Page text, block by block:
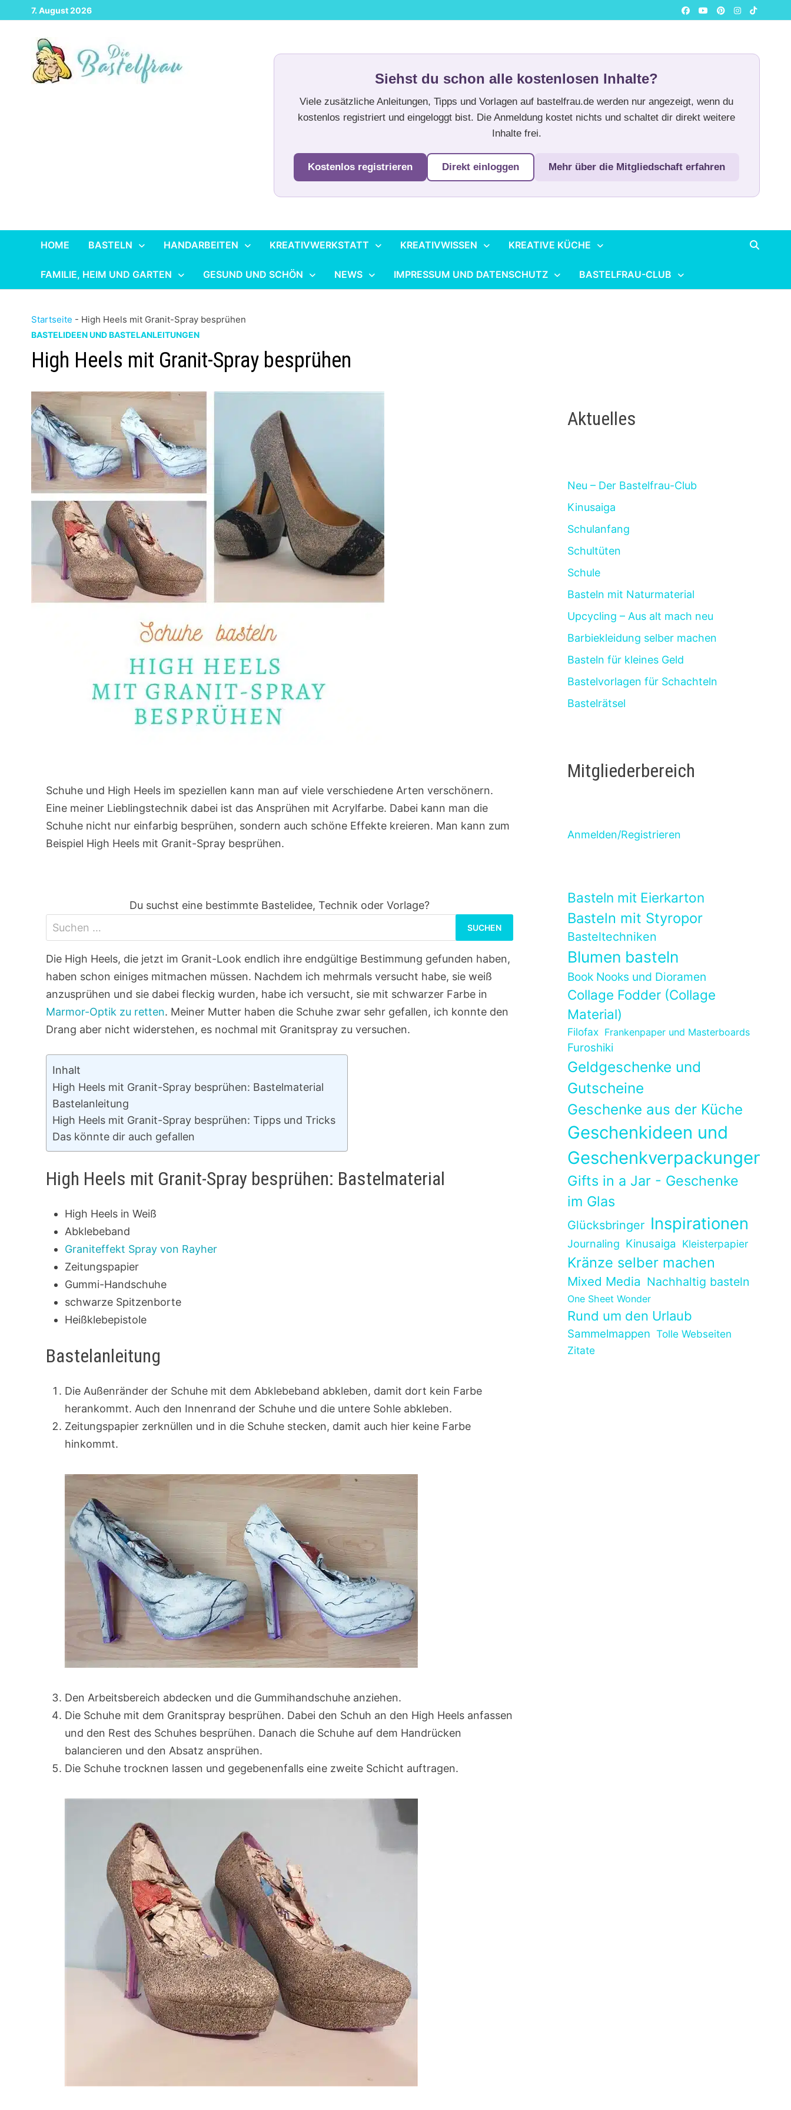
Zurück
zum
7. August 2026
Siehst du schon alle kostenlosen Inhalte?
Viele zusätzliche Anleitungen, Tipps und Vorlagen auf bastelfrau.de werden nur angezeigt, wenn du
kostenlos registriert und eingeloggt bist. Die Anmeldung kostet nichts und schaltet dir direkt weitere
Inhalte frei.
Kostenlos registrieren Direkt einloggen Mehr über die Mitgliedschaft erfahren
HOME BASTELN HANDARBEITEN KREATIVWERKSTATT KREATIVWISSEN KREATIVE KÜCHE
FAMILIE, HEIM UND GARTEN GESUND UND SCHÖN NEWS IMPRESSUM UND DATENSCHUTZ BASTELFRAU-CLUB
Startseite - High Heels mit Granit-Spray besprühen
BASTELIDEEN UND BASTELANLEITUNGEN
High Heels mit Granit-Spray besprühen
Schuhe und High Heels im speziellen kann man auf viele verschiedene Arten verschönern.
Eine meiner Lieblingstechnik dabei ist das Ansprühen mit Acrylfarbe. Dabei kann man die
Schuhe nicht nur einfarbig besprühen, sondern auch schöne Effekte kreieren. Man kann zum
Beispiel High Heels mit Granit-Spray besprühen.
Du suchst eine bestimmte Bastelidee, Technik oder Vorlage?
nach:
Die High Heels, die jetzt im Granit-Look endlich ihre endgültige Bestimmung gefunden haben,
haben schon einiges mitmachen müssen. Nachdem ich mehrmals versucht habe, sie weiß
anzusprühen und sie dabei fleckig wurden, habe ich versucht, sie mit schwarzer Farbe in
Marmor-Optik zu retten. Meiner Mutter haben die Schuhe zwar sehr gefallen, ich konnte den
Drang aber nicht widerstehen, es nochmal mit Granitspray zu versuchen.
Inhalt
High Heels mit Granit-Spray besprühen: Bastelmaterial
Bastelanleitung
High Heels mit Granit-Spray besprühen: Tipps und Tricks
Das könnte dir auch gefallen
High Heels mit Granit-Spray besprühen: Bastelmaterial
High Heels in Weiß
Abklebeband
Graniteffekt Spray von Rayher
Zeitungspapier
Gummi-Handschuhe
schwarze Spitzenborte
Heißklebepistole
Bastelanleitung
Die Außenränder der Schuhe mit dem Abklebeband abkleben, damit dort kein Farbe
herankommt. Auch den Innenrand der Schuhe und die untere Sohle abkleben.
Zeitungspapier zerknüllen und in die Schuhe stecken, damit auch hier keine Farbe
hinkommt.
Den Arbeitsbereich abdecken und die Gummihandschuhe anziehen.
Die Schuhe mit dem Granitspray besprühen. Dabei den Schuh an den High Heels anfassen
und den Rest des Schuhes besprühen. Danach die Schuhe auf dem Handrücken
balancieren und den Absatz ansprühen.
Die Schuhe trocknen lassen und gegebenenfalls eine zweite Schicht auftragen.
Aktuelles
Neu – Der Bastelfrau-Club
Kinusaiga
Schulanfang
Schultüten
Schule
Basteln mit Naturmaterial
Upcycling – Aus alt mach neu
Barbiekleidung selber machen
Basteln für kleines Geld
Bastelvorlagen für Schachteln
Bastelrätsel
Mitgliederbereich
Anmelden/Registrieren
Basteln mit Eierkarton
Basteln mit Styropor
Basteltechniken
Blumen basteln
Book Nooks und Dioramen
Collage Fodder (Collage
Material)
Filofax Frankenpaper und Masterboards
Furoshiki
Geldgeschenke und
Gutscheine
Geschenke aus der Küche
Geschenkideen und
Geschenkverpackungen
Gifts in a Jar - Geschenke
im Glas
Glücksbringer Inspirationen
Journaling Kinusaiga Kleisterpapier
Kränze selber machen
Mixed Media Nachhaltig basteln
One Sheet Wonder
Rund um den Urlaub
Sammelmappen Tolle Webseiten
Zitate